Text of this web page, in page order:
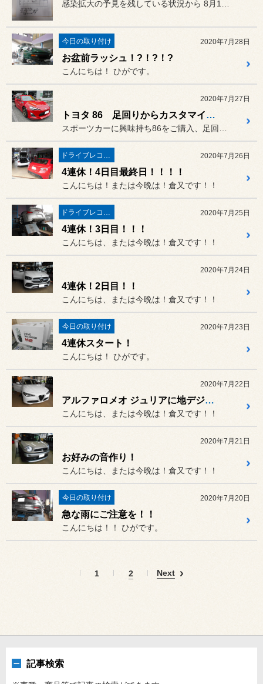
今日の取り付け 2020年7月28日
お盆前ラッシュ！?！?！?
こんにちは！ ひがです。
2020年7月27日
トヨタ 86 足回りからカスタマイズ始めました！
スポーツカーに興味持ち86をご購入、足回りから始めました！これから...
ドライブレコーダー・レーダー 2020年7月26日
4連休！4日目最終日！！！！
こんにちは！または今晩は！倉又です！！
ドライブレコーダー・レーダー 2020年7月25日
4連休！3日目！！！
こんにちは、または今晩は！倉又です！！
2020年7月24日
4連休！2日目！！
こんにちは、または今晩は！倉又です！！
今日の取り付け 2020年7月23日
4連休スタート！
こんにちは！ ひがです。
2020年7月22日
アルファロメオ ジュリアに地デジ＆ミラーリング取付！
こんにちは、または今晩は！倉又です！！
2020年7月21日
お好みの音作り！
こんにちは、または今晩は！倉又です！！
今日の取り付け 2020年7月20日
急な雨にご注意を！！
こんにちは！！ ひがです。
1 2 Next
記事検索